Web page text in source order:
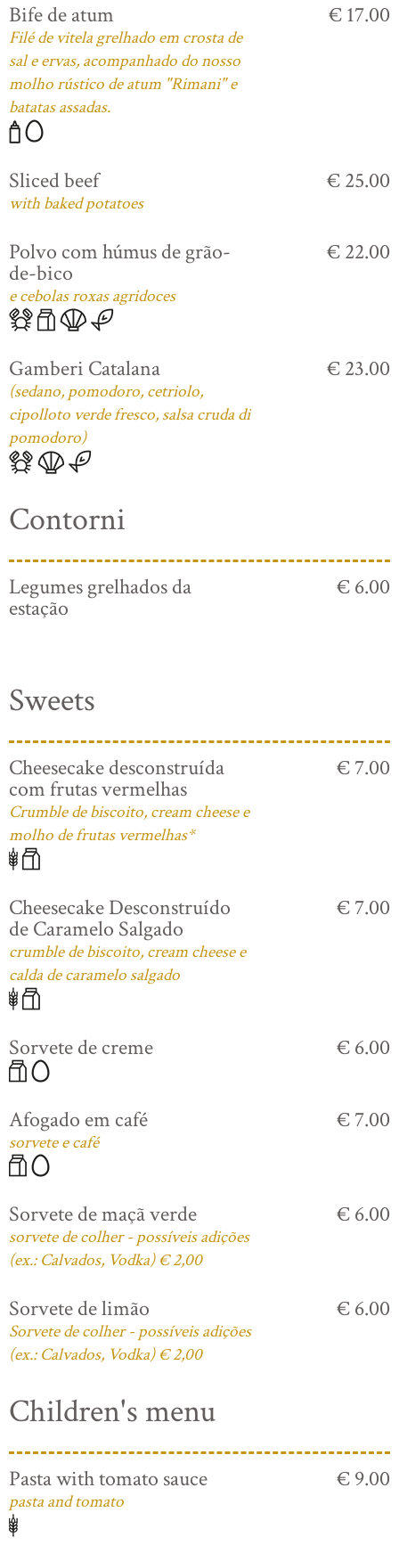
Bife de atum
Filé de vitela grelhado em crosta de
sal e ervas, acompanhado do nosso
molho rústico de atum "Rimani" e
batatas assadas.
€ 17.00
Sliced beef
with baked potatoes
€ 25.00
Polvo com húmus de grão-
de-bico
e cebolas roxas agridoces
€ 22.00
Gamberi Catalana
(sedano, pomodoro, cetriolo,
cipolloto verde fresco, salsa cruda di
pomodoro)
€ 23.00
Contorni
Legumes grelhados da
estação
€ 6.00
Sweets
Cheesecake desconstruída
com frutas vermelhas
Crumble de biscoito, cream cheese e
molho de frutas vermelhas*
€ 7.00
Cheesecake Desconstruído
de Caramelo Salgado
crumble de biscoito, cream cheese e
calda de caramelo salgado
€ 7.00
Sorvete de creme € 6.00
Afogado em café
sorvete e café
€ 7.00
Sorvete de maçã verde
sorvete de colher - possíveis adições
(ex.: Calvados, Vodka) € 2,00
€ 6.00
Sorvete de limão
Sorvete de colher - possíveis adições
(ex.: Calvados, Vodka) € 2,00
€ 6.00
Children's menu
Pasta with tomato sauce
pasta and tomato
€ 9.00